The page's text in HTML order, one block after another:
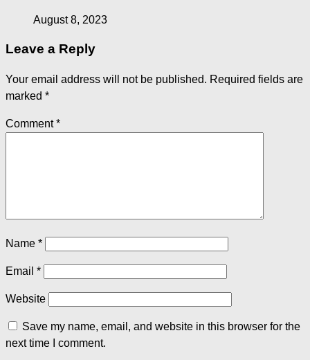
August 8, 2023
Leave a Reply
Your email address will not be published. Required fields are
marked *
Comment*
Name *
Email *
Website
Save my name, email, and website in this browser for the
next time I comment.